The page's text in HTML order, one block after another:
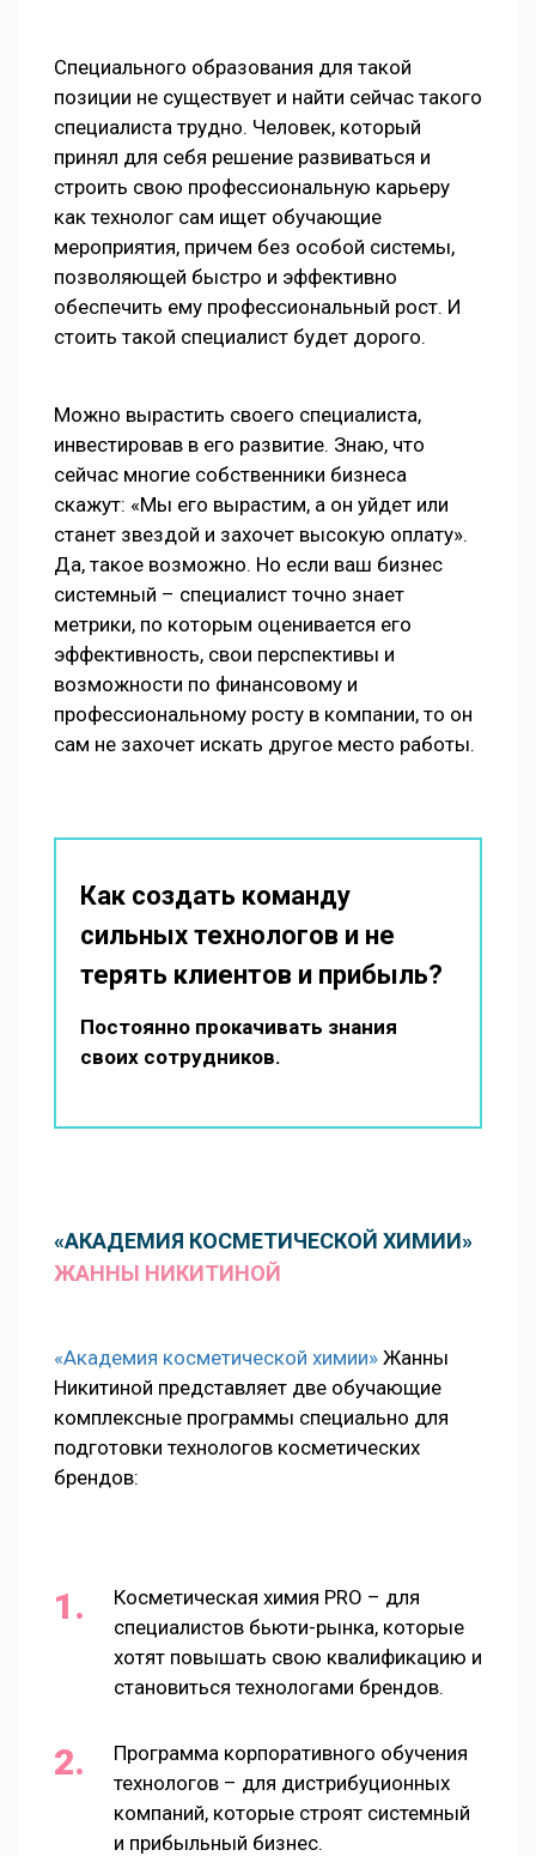
Специального образования для такой
позиции не существует и найти сейчас такого
специалиста трудно. Человек, который
принял для себя решение развиваться и
строить свою профессиональную карьеру
как технолог сам ищет обучающие
мероприятия, причем без особой системы,
позволяющей быстро и эффективно
обеспечить ему профессиональный рост. И
стоить такой специалист будет дорого.
Можно вырастить своего специалиста,
инвестировав в его развитие. Знаю, что
сейчас многие собственники бизнеса
скажут: «Мы его вырастим, а он уйдет или
станет звездой и захочет высокую оплату».
Да, такое возможно. Но если ваш бизнес
системный – специалист точно знает
метрики, по которым оценивается его
эффективность, свои перспективы и
возможности по финансовому и
профессиональному росту в компании, то он
сам не захочет искать другое место работы.
Как создать команду
сильных технологов и не
терять клиентов и прибыль?
Постоянно прокачивать знания
своих сотрудников.
«АКАДЕМИЯ КОСМЕТИЧЕСКОЙ ХИМИИ»
ЖАННЫ НИКИТИНОЙ
«Академия косметической химии» Жанны
Никитиной представляет две обучающие
комплексные программы специально для
подготовки технологов косметических
брендов:
Косметическая химия PRO – для
специалистов бьюти-рынка, которые
хотят повышать свою квалификацию и
становиться технологами брендов.
Программа корпоративного обучения
технологов – для дистрибуционных
компаний, которые строят системный
и прибыльный бизнес.